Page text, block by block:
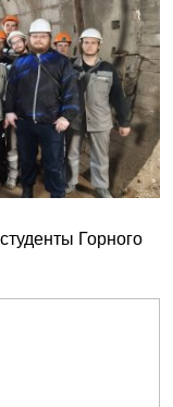
Горного